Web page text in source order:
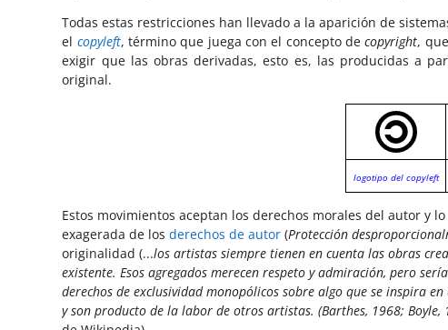
Todas estas restricciones han llevado a la aparición de
el copyleft, término que juega con el concepto decopyright,
exigir que las obras derivadas, esto es, las producidas a
original.
logotipo del copyleft
Estos movimientos aceptan los derechos morales del autor y
exagerada de losderechos de autor (Protección
originalidad (...los artistas siempre tienen en cuenta las obras
existente. Esos agregados merecen respeto y admiración, pero
derechos de exclusividad monopólicos sobre algo que se inspira
y son producto de la labor de otros artistas. (Barthes, 1968; Boyle,